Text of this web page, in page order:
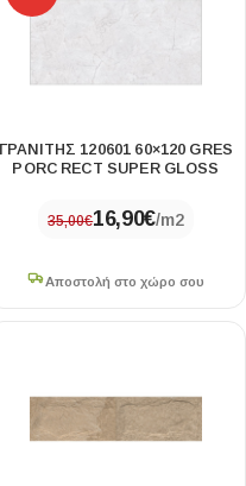
ΓΡΑΝΙΤΗΣ 120601 60×120 GRES
PORC RECT SUPER GLOSS
35,00€16,90€/m2
Αποστολή στο χώρο σου